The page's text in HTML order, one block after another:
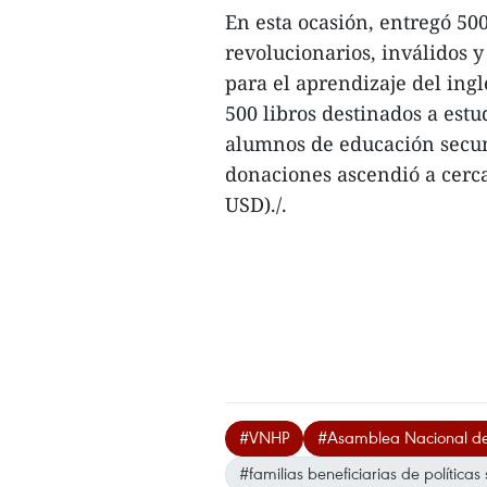
En esta ocasión, entregó
revolucionarios, inválidos
para el aprendizaje del
500 libros destinados a
alumnos de educación
donaciones ascendió a
USD)./.
#VNHP
#Asamblea Nacional
#familias beneficiarias de políticas